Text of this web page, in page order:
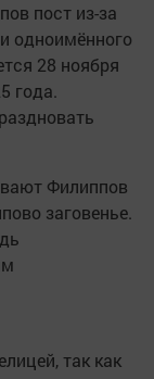
пост из-за
одноимённого
28 ноября
года.
Филиппов
заговенье.
так как